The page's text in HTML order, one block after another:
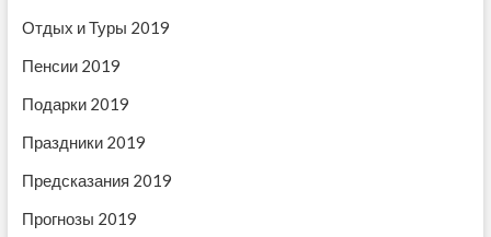
Отдых и Туры 2019
Пенсии 2019
Подарки 2019
Праздники 2019
Предсказания 2019
Прогнозы 2019